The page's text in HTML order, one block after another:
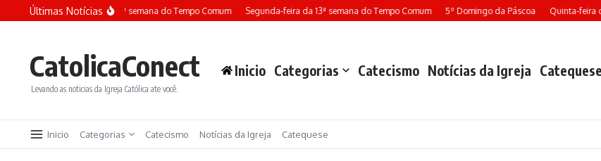
Ir para o conteúdo
Últimas Notícias
Terça-feira da 13ª semana do Tempo Comum Segunda-feira da 13ª semana do Tempo Comum 5º Domingo da Páscoa Quinta-feira
CatolicaConect
Levando as noticias da Igreja Católica ate você.
Inicio Categorias Catecismo Notícias da Igreja Catequese
Inicio Categorias Catecismo Notícias da Igreja Catequese